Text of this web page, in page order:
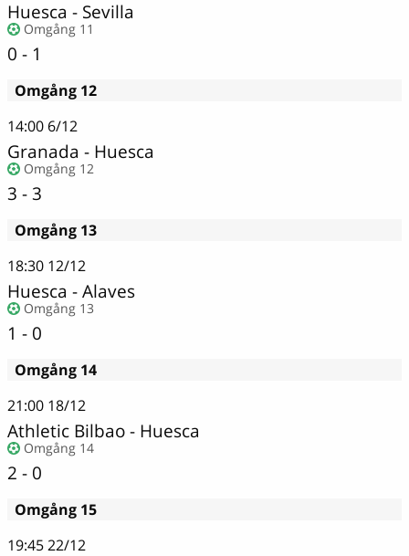
Huesca - Sevilla
Omgång 11
0 - 1
Omgång 12
14:00 6/12
Granada - Huesca
Omgång 12
3 - 3
Omgång 13
18:30 12/12
Huesca -Alaves
Omgång 13
1 - 0
Omgång 14
21:00 18/12
Athletic Bilbao- Huesca
Omgång 14
2 - 0
Omgång 15
19:4522/12